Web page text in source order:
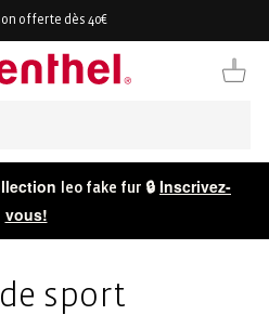
offerte dès 40€
Panier
leo fake fur 🔒 Inscrivez-
vous!
sport